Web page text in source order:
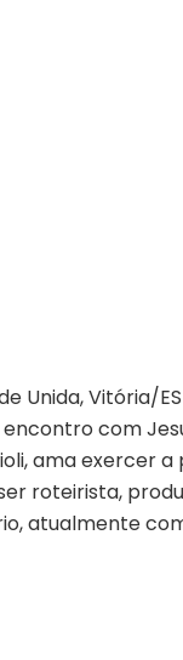
Unida, Vitória/
com
ama exercer a
roteirista,
atualmente